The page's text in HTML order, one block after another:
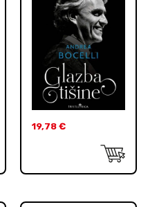
19,78 €